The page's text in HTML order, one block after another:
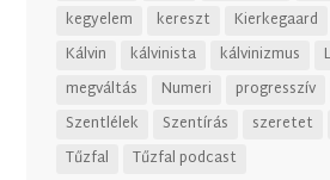
kegyelem
kereszt Kierkegaard
Kálvin
kálvinista kálvinizmus
megváltás
Numeri progresszív
Szentlélek
Szentírás szeretet
Tűzfal
Tűzfal podcast